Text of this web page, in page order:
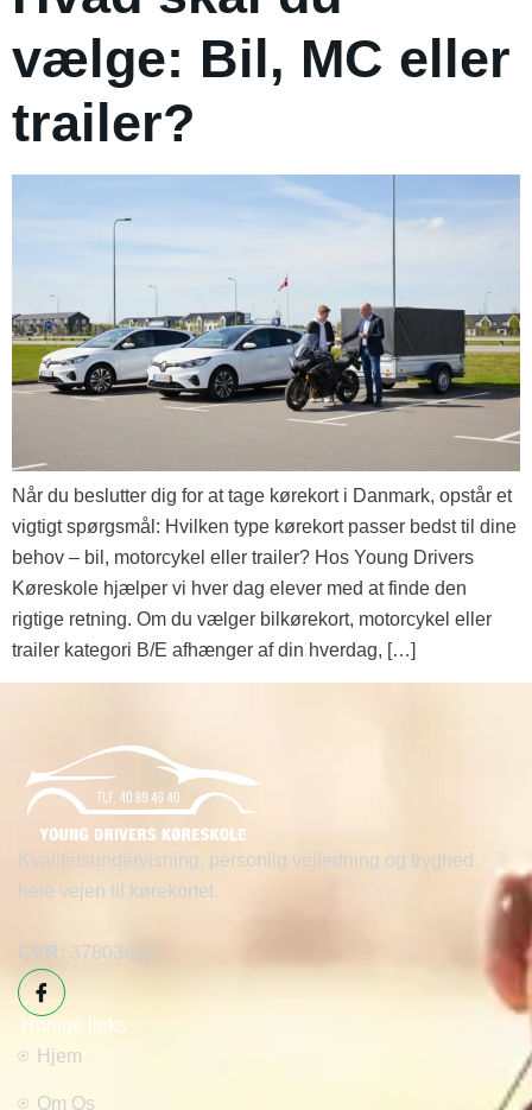
vælge: Bil, MC eller
trailer?
Når du beslutter dig for at tage kørekort i Danmark, opstår et
vigtigt spørgsmål: Hvilken type kørekort passer bedst til dine
behov – bil, motorcykel eller trailer? Hos Young Drivers
Køreskole hjælper vi hver dag elever med at finde den
rigtige retning. Om du vælger bilkørekort, motorcykel eller
trailer kategori B/E afhænger af din hverdag, […]
Kvalitetsundervisning, personlig vejledning og tryghed
hele vejen til kørekortet.
CVR: 37803626
Hurtige links
Hjem
Om Os